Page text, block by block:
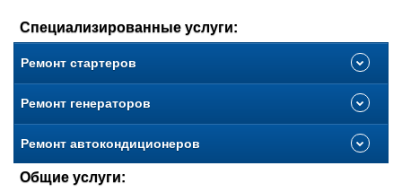
Специализированные услуги:
Ремонт стартеров
Ремонт генераторов
Ремонт автокондиционеров
Общие услуги: